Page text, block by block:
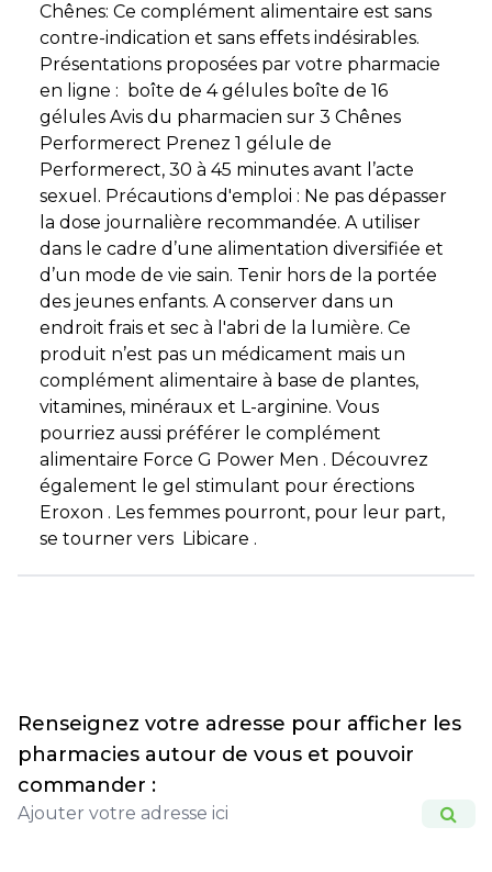
Chênes: Ce complément alimentaire est sans
contre-indication et sans effets indésirables.
Présentations proposées par votre pharmacie
en ligne : boîte de 4 gélules boîte de 16
gélules Avis du pharmacien sur 3 Chênes
Performerect Prenez 1 gélule de
Performerect, 30 à 45 minutes avant l’acte
sexuel. Précautions d'emploi : Ne pas dépasser
la dose journalière recommandée. A utiliser
dans le cadre d’une alimentation diversifiée et
d’un mode de vie sain. Tenir hors de la portée
des jeunes enfants. A conserver dans un
endroit frais et sec à l'abri de la lumière. Ce
produit n’est pas un médicament mais un
complément alimentaire à base de plantes,
vitamines, minéraux et L-arginine. Vous
pourriez aussi préférer le complément
alimentaire Force G Power Men . Découvrez
également le gel stimulant pour érections
Eroxon . Les femmes pourront, pour leur part,
se tourner vers Libicare .
Renseignez votre adresse pour afficher les
pharmacies autour de vous et pouvoir
commander :